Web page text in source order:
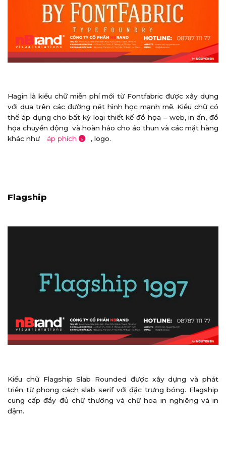
Hagin là kiểu chữ miễn phí mới từ Fontfabric được xây dựng
với dựa trên các đường nét hình học mạnh mẽ. Kiểu chữ có
thể áp dụng cho bất kỳ loại thiết kế đồ họa – web, in ấn, đồ
họa chuyển động và hoàn hảo cho áo thun và các mặt hàng
khác như
áp phích , logo.
Flagship
Kiểu chữ Flagship Slab Rounded được xây dựng và phát
triển từ phong cách slab serif với đặc trưng bóng. Flagship
cung cấp đầy đủ chữ thường và chữ hoa in nghiêng và in
đậm.